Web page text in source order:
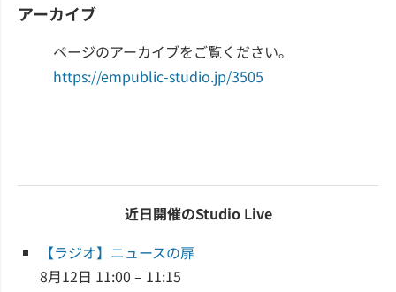
アーカイブ
ページのアーカイブをご覧ください。
https://empublic-studio.jp/3505
近日開催のStudio Live
【ラジオ】ニュースの扉
8月12日 11:00 – 11:15